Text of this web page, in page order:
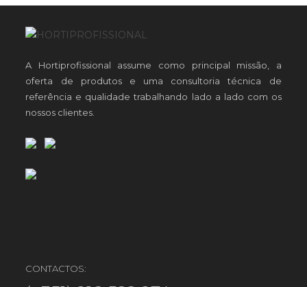
A Hortiprofissional assume como principal missão, a
oferta de produtos e uma consultoria técnica de
referência e qualidade trabalhando lado a lado com os
nossos clientes.
CONTACTOS: